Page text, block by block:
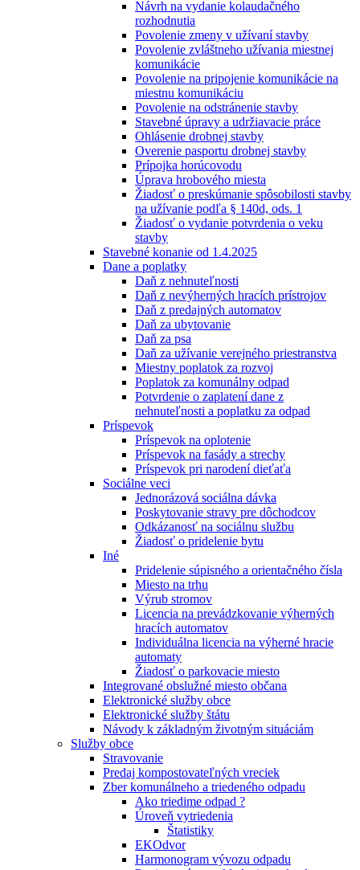
Návrh na vydanie kolaudačného
rozhodnutia
Povolenie zmeny v užívaní stavby
Povolenie zvláštneho užívania miestnej
komunikácie
Povolenie na pripojenie komunikácie na
miestnu komunikáciu
Povolenie na odstránenie stavby
Stavebné úpravy a udržiavacie práce
Ohlásenie drobnej stavby
Overenie pasportu drobnej stavby
Prípojka horúcovodu
Úprava hrobového miesta
Žiadosť o preskúmanie spôsobilosti stavby
na užívanie podľa § 140d, ods. 1
Žiadosť o vydanie potvrdenia o veku
stavby
Stavebné konanie od 1.4.2025
Dane a poplatky
Daň z nehnuteľnosti
Daň z nevýherných hracích prístrojov
Daň z predajných automatov
Daň za ubytovanie
Daň za psa
Daň za užívanie verejného priestranstva
Miestny poplatok za rozvoj
Poplatok za komunálny odpad
Potvrdenie o zaplatení dane z
nehnuteľnosti a poplatku za odpad
Príspevok
Príspevok na oplotenie
Príspevok na fasády a strechy
Príspevok pri narodení dieťaťa
Sociálne veci
Jednorázová sociálna dávka
Poskytovanie stravy pre dôchodcov
Odkázanosť na sociálnu službu
Žiadosť o pridelenie bytu
Iné
Pridelenie súpisného a orientačného čísla
Miesto na trhu
Výrub stromov
Licencia na prevádzkovanie výherných
hracích automatov
Individuálna licencia na výherné hracie
automaty
Žiadosť o parkovacie miesto
Integrované obslužné miesto občana
Elektronické služby obce
Elektronické služby štátu
Návody k základným životným situáciám
Služby obce
Stravovanie
Predaj kompostovateľných vreciek
Zber komunálneho a triedeného odpadu
Ako triedime odpad ?
Úroveň vytriedenia
Štatistiky
EKOdvor
Harmonogram vývozu odpadu